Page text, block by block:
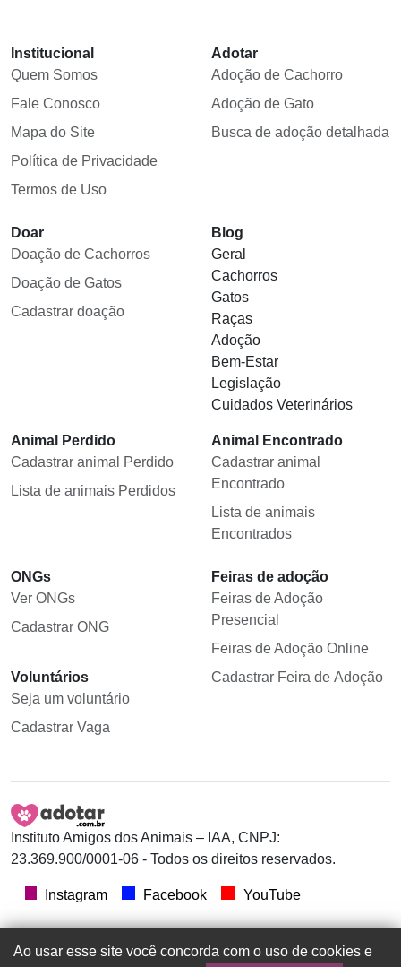
Institucional
Quem Somos
Fale Conosco
Mapa do Site
Política de Privacidade
Termos de Uso
Adotar
Adoção de Cachorro
Adoção de Gato
Busca de adoção detalhada
Doar
Doação de Cachorros
Doação de Gatos
Cadastrar doação
Blog
Geral
Cachorros
Gatos
Raças
Adoção
Bem-Estar
Legislação
Cuidados Veterinários
Animal Perdido
Cadastrar animal Perdido
Lista de animais Perdidos
Animal Encontrado
Cadastrar animal
Encontrado
Lista de animais
Encontrados
ONGs
Ver ONGs
Cadastrar ONG
Voluntários
Seja um voluntário
Cadastrar Vaga
Feiras de adoção
Feiras de Adoção
Presencial
Feiras de Adoção Online
Cadastrar Feira de Adoção
Instituto Amigos dos Animais – IAA, CNPJ:
23.369.900/0001-06 - Todos os direitos reservados.
Instagram Facebook YouTube
Ao usar esse site você concorda com o uso de cookies e